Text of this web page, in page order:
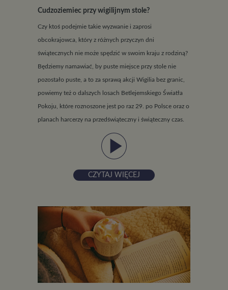
Cudzoziemiec przy wigilijnym stole?
Czy ktoś podejmie takie wyzwanie i zaprosi
obcokrajowca, który z różnych przyczyn dni
świątecznych nie może spędzić w swoim kraju z rodziną?
Będziemy namawiać, by puste miejsce przy stole nie
pozostało puste, a to za sprawą akcji Wigilia bez granic,
powiemy też o dalszych losach Betlejemskiego Światła
Pokoju, które roznoszone jest po raz 29. po Polsce oraz o
planach harcerzy na przedświąteczny i świąteczny czas.
play_arrow
CZYTAJ WIĘCEJ